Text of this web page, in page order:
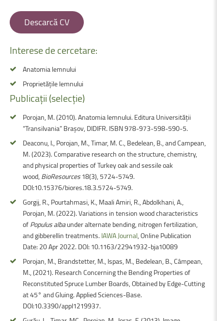
Descarcă CV
Interesedecercetare:
Anatomia lemnului
Proprietățile lemnului
Publicații(selecție)
Porojan, M. (2010). Anatomia lemnului. Editura Universității
“Transilvania” Braşov, DIDIFR. ISBN 978-973-598-590-5.
Deaconu, I., Porojan, M., Timar, M. C., Bedelean, B., and Campean,
M. (2023). Comparative research on the structure, chemistry,
and physical properties of Turkey oak and sessile oak
wood,BioResources18(3), 5724-5749.
DOI:10.15376/biores.18.3.5724-5749.
Gorgij, R., Pourtahmasi, K., Maali Amiri, R., Abdolkhani, A.,
Porojan, M. (2022). Variations in tension wood characteristics
ofPopulus albaunder alternate bending, nitrogen fertilization,
and gibberellin treatments. IAWA Journal, Online Publication
Date: 20 Apr 2022. DOI: 10.1163/22941932-bja10089
Porojan, M., Brandstetter, M., Ispas, M., Bedelean, B., Câmpean,
M., (2021). Research Concerning the Bending Properties of
Reconstituted Spruce Lumber Boards, Obtained by Edge-Cutting
at 45° and Gluing. Applied Sciences-Base.
DOI:10.3390/appl1219937.